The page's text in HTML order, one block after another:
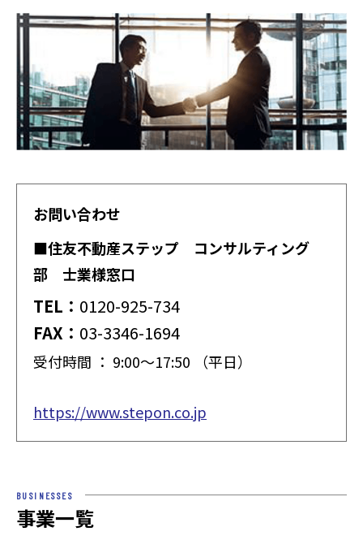
BUSINESSES
事業一覧
お問い合わせ
■住友不動産ステップ コンサルティング
部 士業様窓口
TEL： 0120-925-734
FAX： 03-3346-1694
受付時間 ： 9:00〜17:50 （平日）
https://www.stepon.co.jp